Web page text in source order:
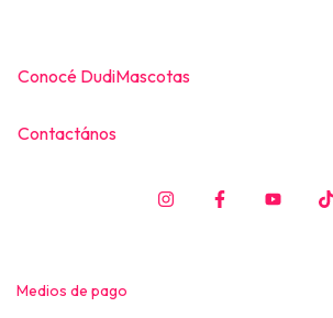
Conocé DudiMascotas
Contactános
Medios de pago